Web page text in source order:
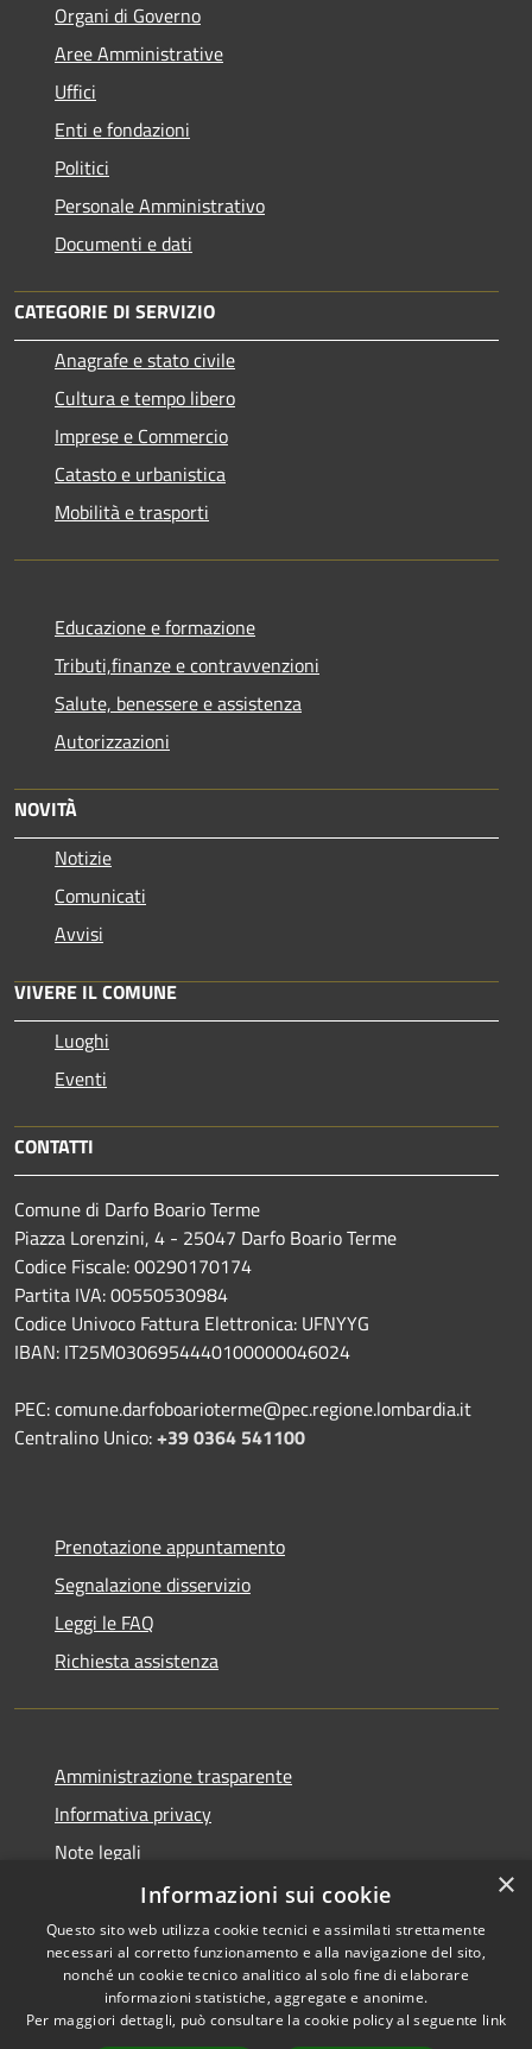
Organi di Governo
Aree Amministrative
Uffici
Enti e fondazioni
Politici
Personale Amministrativo
Documenti e dati
CATEGORIE DI SERVIZIO
Anagrafe e stato civile
Cultura e tempo libero
Imprese e Commercio
Catasto e urbanistica
Mobilità e trasporti
Educazione e formazione
Tributi,finanze e contravvenzioni
Salute, benessere e assistenza
Autorizzazioni
NOVITÀ
Notizie
Comunicati
Avvisi
VIVERE IL COMUNE
Luoghi
Eventi
CONTATTI
Comune di Darfo Boario Terme
Piazza Lorenzini, 4 - 25047 Darfo Boario Terme
Codice Fiscale: 00290170174
Partita IVA: 00550530984
Codice Univoco Fattura Elettronica: UFNYYG
IBAN: IT25M0306954440100000046024
PEC: comune.darfoboarioterme@pec.regione.lombardia.it
Centralino Unico:+39 0364 541100
Prenotazione appuntamento
Segnalazione disservizio
Leggi le FAQ
Richiesta assistenza
Amministrazione trasparente
Informativa privacy
Note legali
Dichiarazione di accessibilità
RSS
Accessibilità
Copyright © 2026 • Comune di
×
Informazioni sui cookie
Questo sito web utilizza cookie tecnici e assimilati strettamente
necessari al corretto funzionamento e alla navigazione del sito,
nonché un cookie tecnico analitico al solo fine di elaborare
informazioni statistiche, aggregate e anonime.
Per maggiori dettagli, può consultare la cookie policy al seguente link